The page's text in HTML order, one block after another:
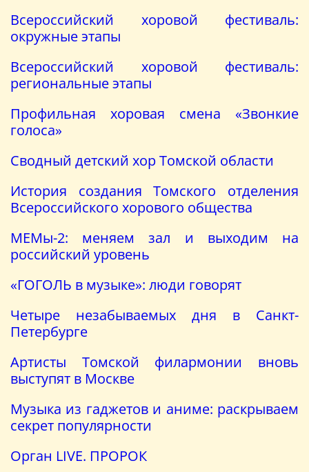
Всероссийский хоровой фестиваль:
окружные этапы
Всероссийский хоровой фестиваль:
региональные этапы
Профильная хоровая смена «Звонкие
голоса»
Сводный детский хор Томской области
История создания Томского отделения
Всероссийского хорового общества
МЕМы-2: меняем зал и выходим на
российский уровень
«ГОГОЛЬ в музыке»: люди говорят
Четыре незабываемых дня в Санкт-
Петербурге
Артисты Томской филармонии вновь
выступят в Москве
Музыка из гаджетов и аниме: раскрываем
секрет популярности
Орган LIVE. ПРОРОК